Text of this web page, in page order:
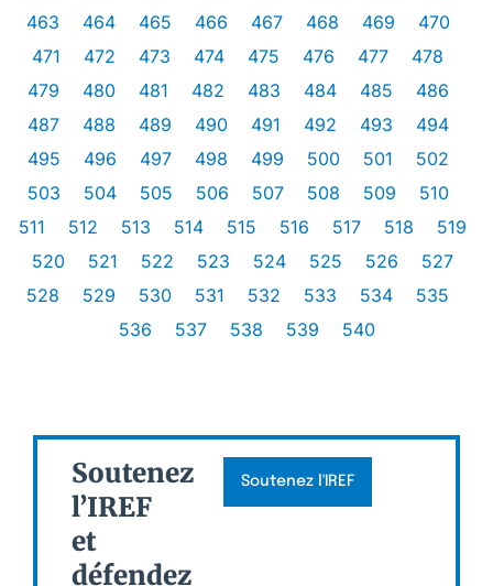
463
464 465 466 467 468 469
470
471
472 473 474 475 476 477
478
479
480 481 482 483 484 485
486
487
488 489 490 491 492 493
494
495
496 497 498 499 500 501
502
503
504 505 506 507 508 509
510
511
512 513 514 515 516 517 518
519
520
521 522 523 524 525 526
527
528
529 530 531 532 533 534
535
536
537 538 539 540
Soutenez
l’IREF
et
défendez
Soutenez l'IREF